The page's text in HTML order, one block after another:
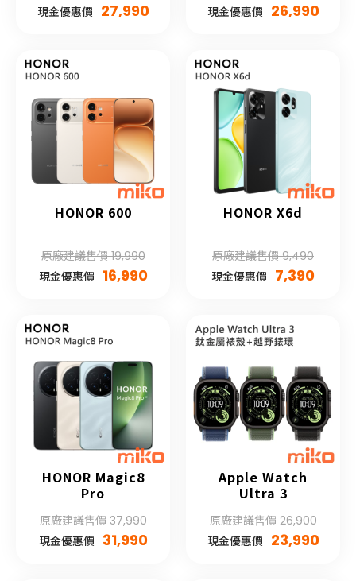
現金優惠價 27,990
現金優惠價 26,990
HONOR 600
原廠建議售價 19,990
現金優惠價 16,990
HONOR X6d
原廠建議售價 9,490
現金優惠價 7,390
HONOR Magic8
Pro
原廠建議售價 37,990
現金優惠價 31,990
Apple Watch
Ultra 3
原廠建議售價 26,900
現金優惠價 23,990